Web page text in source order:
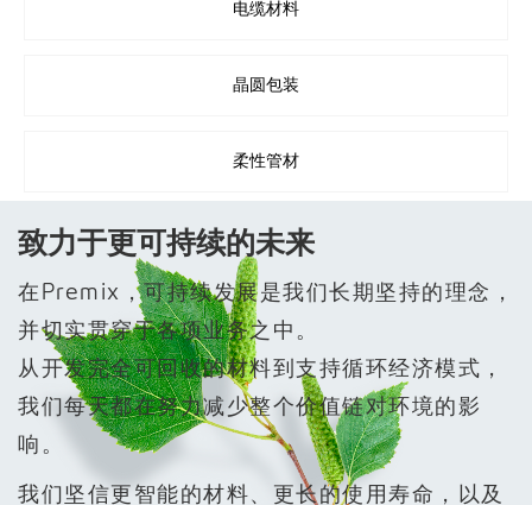
电缆材料
晶圆包装
柔性管材
致力于更可持续的未来
在Premix，可持续发展是我们长期坚持的理念，
并切实贯穿于各项业务之中。
从开发完全可回收的材料到支持循环经济模式，
我们每天都在努力减少整个价值链对环境的影
响。
我们坚信更智能的材料、更长的使用寿命，以及